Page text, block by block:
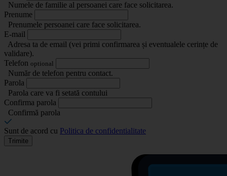
Numele de familie al persoanei care face solicitarea.
Prenume
Prenumele persoanei care face solicitarea.
E-mail
Adresa ta de email (vei primi confirmarea și eventualele cerințe de
validare).
Telefon optional
Număr de telefon pentru contact.
Parola
Parola care va fi setată contului
Confirma parola
Confirmă parola
Sunt de acord cu Politica de confidentialitate
Trimite